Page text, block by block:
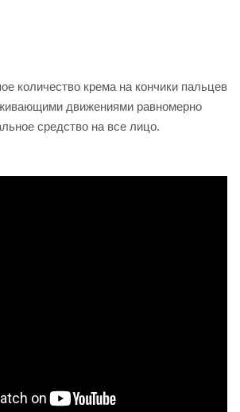
количество крема на кончики пальцев
движениями равномерно
средство на все лицо.